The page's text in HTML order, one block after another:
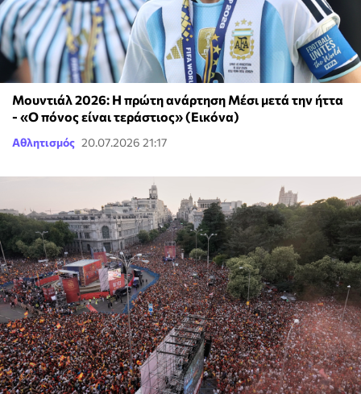
Μουντιάλ 2026: Η πρώτη ανάρτηση Μέσι μετά την ήττα
- «Ο πόνος είναι τεράστιος» (Εικόνα)
Αθλητισμός 20.07.2026 21:17